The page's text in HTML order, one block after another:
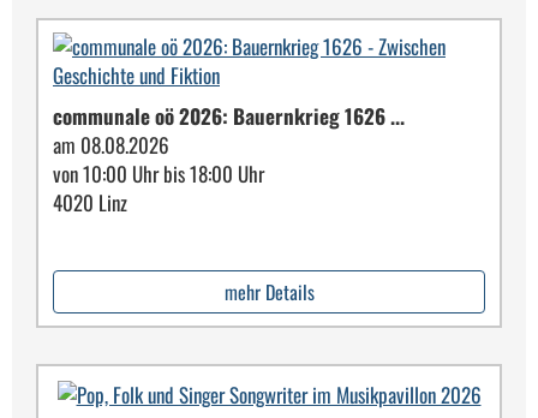
communale oö 2026: Bauern­krieg 1626 ...
am 08.08.2026
von 10:00 Uhr bis 18:00 Uhr
4020 Linz
mehr Details